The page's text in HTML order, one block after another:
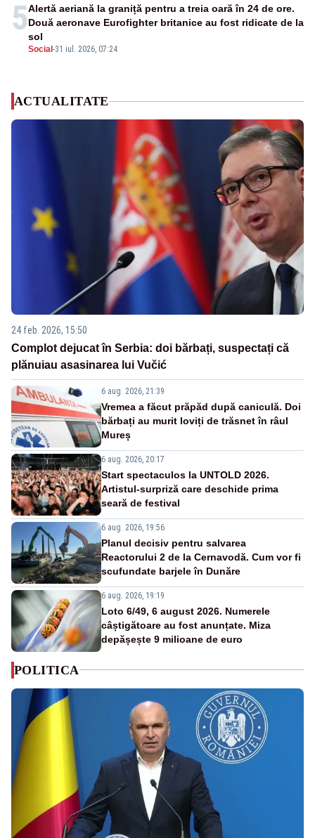
5
Social -31 iul. 2026, 07:24
Alertă aeriană la graniță pentru a treia oară în 24 de ore.
Două aeronave Eurofighter britanice au fost ridicate de la
sol
ACTUALITATE
24 feb. 2026, 15:50
Complot dejucat în Serbia: doi bărbați, suspectați că
plănuiau asasinarea lui Vučić
6 aug. 2026, 21:39
Vremea a făcut prăpăd după caniculă. Doi
bărbați au murit loviți de trăsnet în râul
Mureș
6 aug. 2026, 20:17
Start spectaculos la UNTOLD 2026.
Artistul-surpriză care deschide prima
seară de festival
6 aug. 2026, 19:56
Planul decisiv pentru salvarea
Reactorului 2 de la Cernavodă. Cum vor fi
scufundate barjele în Dunăre
6 aug. 2026, 19:19
Loto 6/49, 6 august 2026. Numerele
câștigătoare au fost anunțate. Miza
depășește 9 milioane de euro
POLITICA